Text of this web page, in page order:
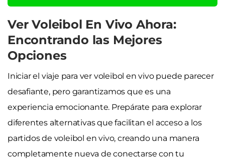
Ver Voleibol En Vivo Ahora:
Encontrando las Mejores
Opciones
Iniciar el viaje para ver voleibol en vivo puede parecer
desafiante, pero garantizamos que es una
experiencia emocionante. Prepárate para explorar
diferentes alternativas que facilitan el acceso a los
partidos de voleibol en vivo, creando una manera
completamente nueva de conectarse con tu